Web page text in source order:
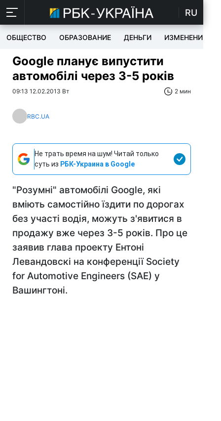
RU
ОБЩЕСТВО ОБРАЗОВАНИЕ ДЕНЬГИ ИЗМЕНЕНИЯ
Google планує випустити
автомобілі через 3-5 років
09:13 12.02.2013 Вт 2 мин
RBC.UA
Не трать время на шум! Читай только
суть из РБК-Украина в Google
"Розумні" автомобілі Google, які
вміють самостійно їздити по дорогах
без участі водія, можуть з'явитися в
продажу вже через 3-5 років. Про це
заявив глава проекту Ентоні
Левандовскі на конференції Society
for Automotive Engineers (SAE) у
Вашингтоні.